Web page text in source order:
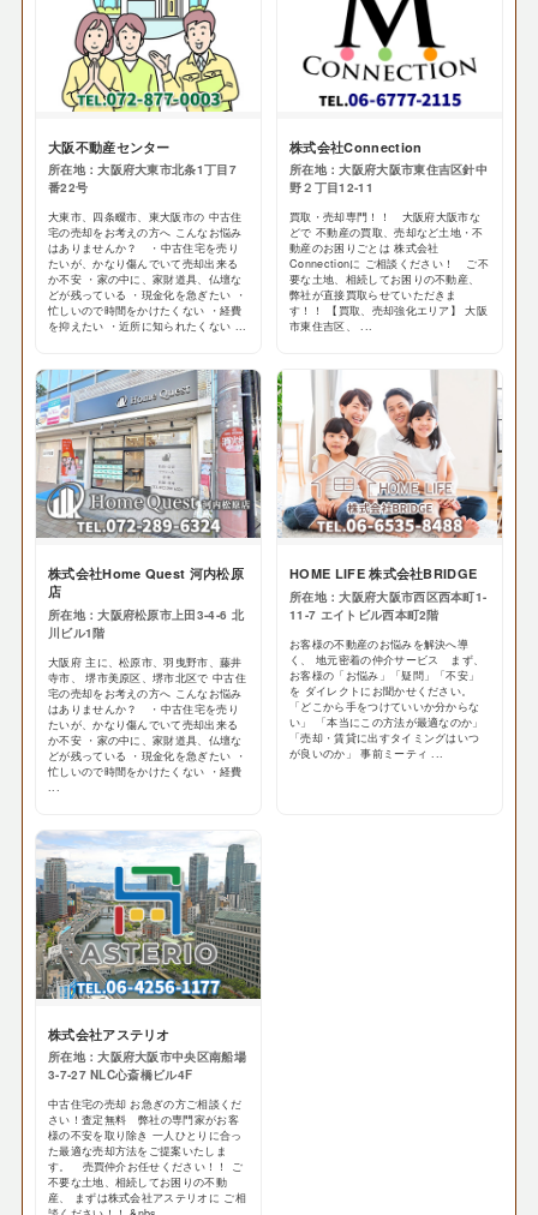
大阪不動産センター
所在地：大阪府大東市北条1丁目7
番22号
大東市、四条畷市、東大阪市の 中古住
宅の売却をお考えの方へ こんなお悩み
はありませんか？ ・中古住宅を売り
たいが、かなり傷んでいて売却出来る
か不安 ・家の中に、家財道具、仏壇な
どが残っている ・現金化を急ぎたい ・
忙しいので時間をかけたくない ・経費
を抑えたい ・近所に知られたくない ...
株式会社Connection
所在地：大阪府大阪市東住吉区針中
野２丁目12-11
買取・売却専門！！ 大阪府大阪市な
どで 不動産の買取、売却など土地・不
動産のお困りごとは 株式会社
Connectionに ご相談ください！ ご不
要な土地、相続してお困りの不動産、
弊社が直接買取らせていただきま
す！！ 【買取、売却強化エリア】 大阪
市東住吉区、 ...
株式会社Home Quest 河内松原
店
所在地：大阪府松原市上田3-4-6 北
川ビル1階
大阪府 主に、松原市、羽曳野市、藤井
寺市、 堺市美原区、堺市北区で 中古住
宅の売却をお考えの方へ こんなお悩み
はありませんか？ ・中古住宅を売り
たいが、かなり傷んでいて売却出来る
か不安 ・家の中に、家財道具、仏壇な
どが残っている ・現金化を急ぎたい ・
忙しいので時間をかけたくない ・経費
...
HOME LIFE 株式会社BRIDGE
所在地：大阪府大阪市西区西本町1-
11-7 エイトビル西本町2階
お客様の不動産のお悩みを解決へ導
く、 地元密着の仲介サービス まず、
お客様の「お悩み」「疑問」「不安」
を ダイレクトにお聞かせください。
「どこから手をつけていいか分からな
い」 「本当にこの方法が最適なのか」
「売却・賃貸に出すタイミングはいつ
が良いのか」 事前ミーティ ...
株式会社アステリオ
所在地：大阪府大阪市中央区南船場
3-7-27 NLC心斎橋ビル4F
中古住宅の売却 お急ぎの方ご相談くだ
さい！査定無料 弊社の専門家がお客
様の不安を取り除き 一人ひとりに合っ
た最適な売却方法をご提案いたしま
す。 売買仲介お任せください！！ ご
不要な土地、相続してお困りの不動
産、 まずは株式会社アステリオに ご相